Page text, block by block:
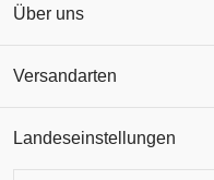
Über uns
Versandarten
Landeseinstellungen